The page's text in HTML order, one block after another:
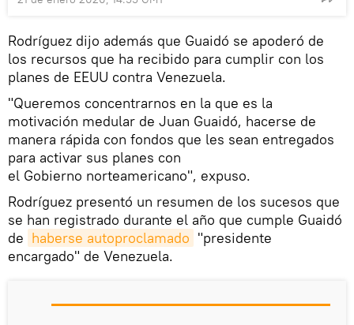
Rodríguez dijo además que Guaidó se apoderó de
los recursos que ha recibido para cumplir con los
planes de EEUU contra Venezuela.
"Queremos concentrarnos en la que es la
motivación medular de Juan Guaidó, hacerse de
manera rápida con fondos que les sean entregados
para activar sus planes con
el Gobierno norteamericano", expuso.
Rodríguez presentó un resumen de los sucesos que
se han registrado durante el año que cumple Guaidó
de haberse autoproclamado "presidente
encargado" de Venezuela.